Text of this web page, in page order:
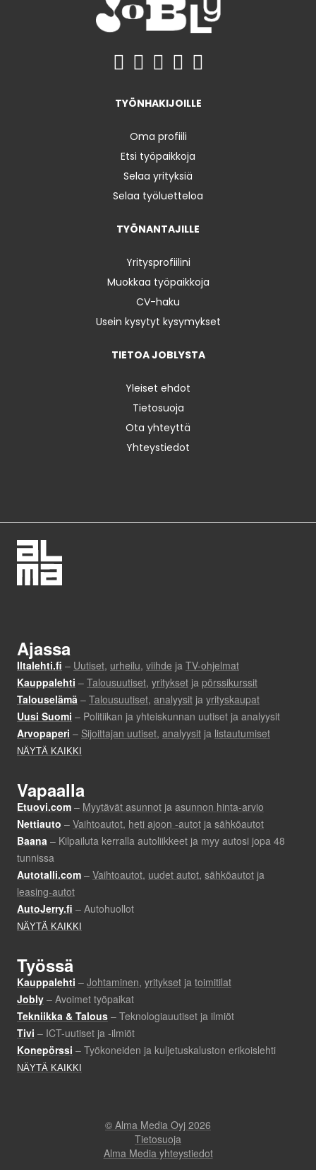
TYÖNHAKIJOILLE
Oma profiili
Etsi työpaikkoja
Selaa yrityksiä
Selaa työluetteloa
TYÖNANTAJILLE
Yritysprofiilini
Muokkaa työpaikkoja
CV-haku
Usein kysytyt kysymykset
TIETOA JOBLYSTA
Yleiset ehdot
Tietosuoja
Ota yhteyttä
Yhteystiedot